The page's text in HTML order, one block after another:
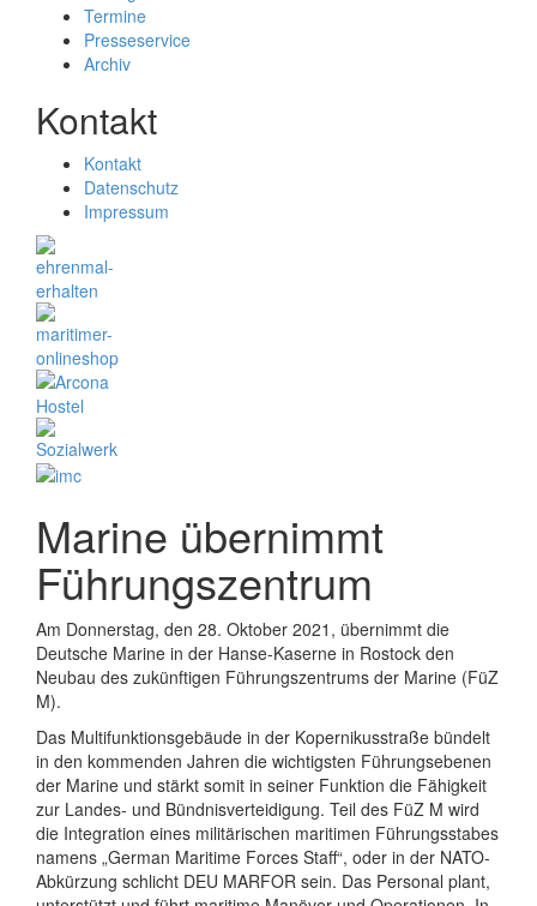
Termine
Presseservice
Archiv
Kontakt
Kontakt
Datenschutz
Impressum
Marine übernimmt
Führungszentrum
Am Donnerstag, den 28. Oktober 2021, übernimmt die
Deutsche Marine in der Hanse-Kaserne in Rostock den
Neubau des zukünftigen Führungszentrums der Marine (FüZ
M).
Das Multifunktionsgebäude in der Kopernikusstraße bündelt
in den kommenden Jahren die wichtigsten Führungsebenen
der Marine und stärkt somit in seiner Funktion die Fähigkeit
zur Landes- und Bündnisverteidigung. Teil des FüZ M wird
die Integration eines militärischen maritimen Führungsstabes
namens „German Maritime Forces Staff“, oder in der NATO-
Abkürzung schlicht DEU MARFOR sein. Das Personal plant,